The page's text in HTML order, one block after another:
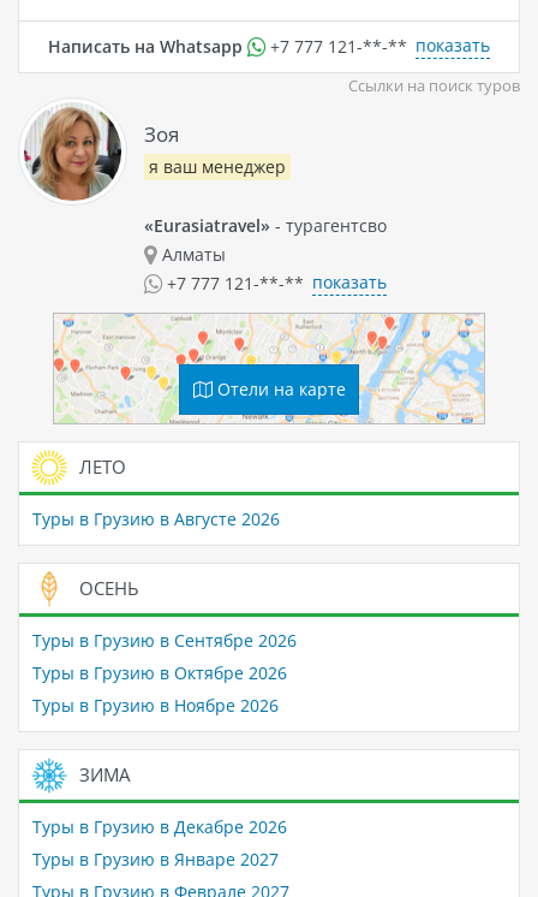
Написать на Whatsapp +7 777 121-**-** показать
Ссылки на поиск туров
Зоя
я ваш менеджер
«Eurasiatravel» - турагентсво
Алматы
+7 777 121-**-** показать
Отели на карте
ЛЕТО
Туры в Грузию в Августе 2026
ОСЕНЬ
Туры в Грузию в Сентябре 2026
Туры в Грузию в Октябре 2026
Туры в Грузию в Ноябре 2026
ЗИМА
Туры в Грузию в Декабре 2026
Туры в Грузию в Январе 2027
Туры в Грузию в Феврале 2027